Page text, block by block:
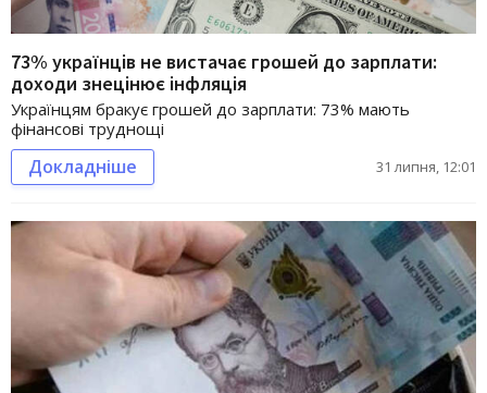
73% українців не вистачає грошей до зарплати:
доходи знецінює інфляція
Українцям бракує грошей до зарплати: 73% мають
фінансові труднощі
Докладніше 31 липня, 12:01